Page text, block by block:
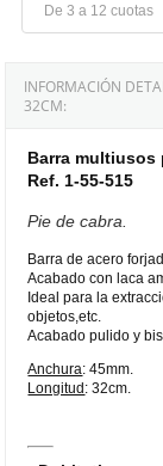
De 3 a 12 cuotas
INFORMACIÓN
32CM:
Barra multiusos
Ref. 1-55-515
Pie de cabra.
Barra de acero
Acabado con laca
Ideal para la
objetos,etc.
Acabado pulido y
Anchura: 45mm.
Longitud: 32cm.